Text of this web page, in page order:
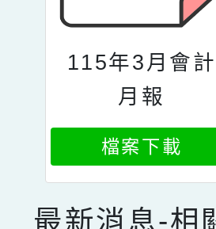
115年3月會計
月報
檔案下載
最新消息-相